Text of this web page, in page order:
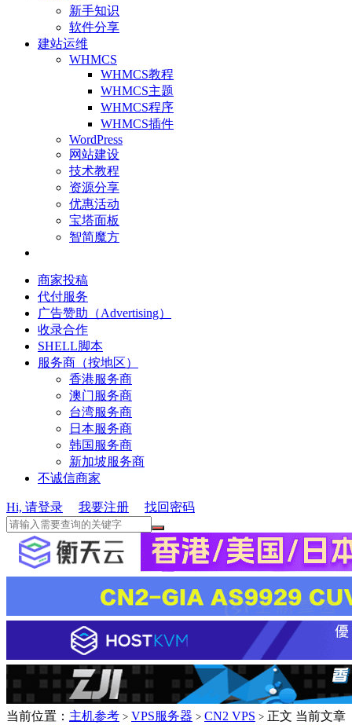
新手知识
软件分享
建站运维
WHMCS
WHMCS教程
WHMCS主题
WHMCS程序
WHMCS插件
WordPress
网站建设
技术教程
资源分享
优惠活动
宝塔面板
智简魔方
商家投稿
代付服务
广告赞助（Advertising）
收录合作
SHELL脚本
服务商（按地区）
香港服务商
澳门服务商
台湾服务商
日本服务商
韩国服务商
新加坡服务商
不诚信商家
Hi, 请登录 我要注册 找回密码
当前位置： 主机参考 > VPS服务器 > CN2 VPS > 正文 当前文章